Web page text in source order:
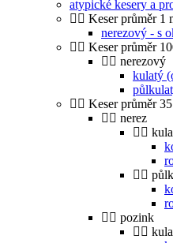
atypické kesery a
Keser průměr 1
nerezový - s
Keser průměr
nerezový
kulatý
Keser průměr
nerez
pozink